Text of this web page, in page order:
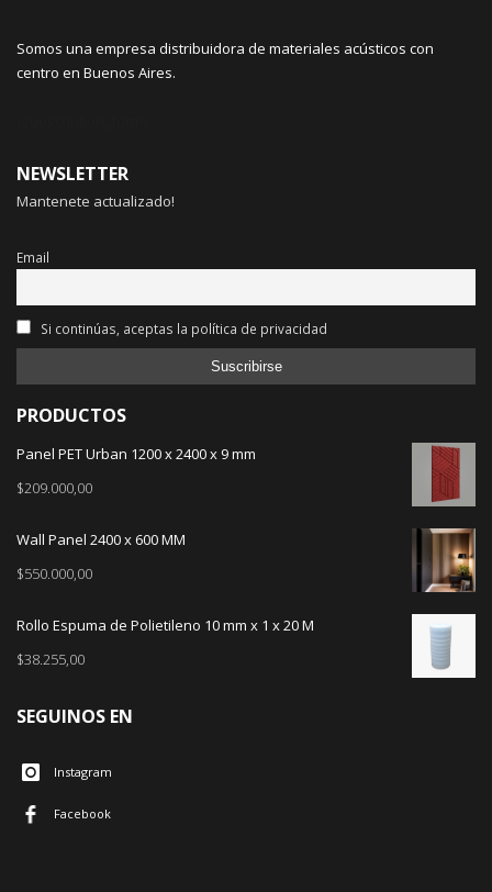
Somos una empresa distribuidora de materiales acústicos con
centro en Buenos Aires.
NEWSLETTER
Mantenete actualizado!
Email
Si continúas, aceptas la política de privacidad
PRODUCTOS
Panel PET Urban 1200 x 2400 x 9 mm
$209.000,00
Wall Panel 2400 x 600 MM
$550.000,00
Rollo Espuma de Polietileno 10 mm x 1 x 20 M
$38.255,00
SEGUINOS EN
Instagram
Facebook